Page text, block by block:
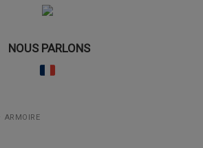
NOUS PARLONS
ARMOIRE